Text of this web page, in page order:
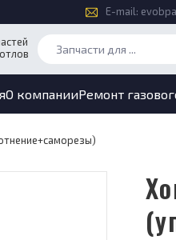
E-mail:
О компанииРемонт
Хомут 100